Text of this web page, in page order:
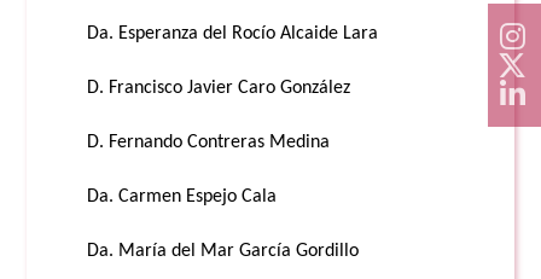
Da. Esperanza del Rocío Alcaide Lara
D. Francisco Javier Caro González
D. Fernando Contreras Medina
Da. Carmen Espejo Cala
Da. María del Mar García Gordillo